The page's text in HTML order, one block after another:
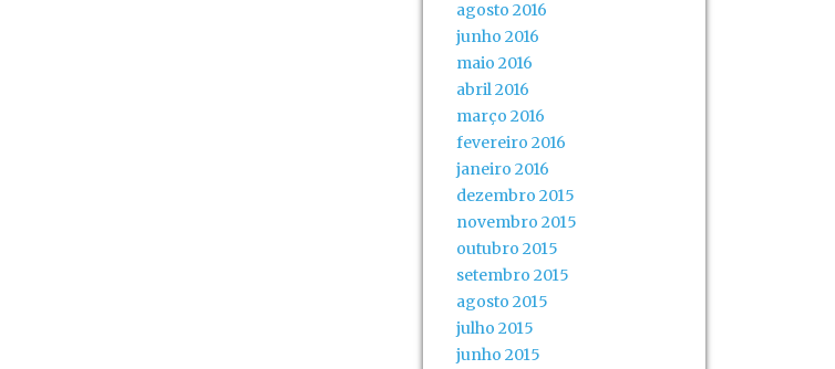
agosto 2016
junho 2016
maio 2016
abril 2016
março 2016
fevereiro 2016
janeiro 2016
dezembro 2015
novembro 2015
outubro 2015
setembro 2015
agosto 2015
julho 2015
junho 2015